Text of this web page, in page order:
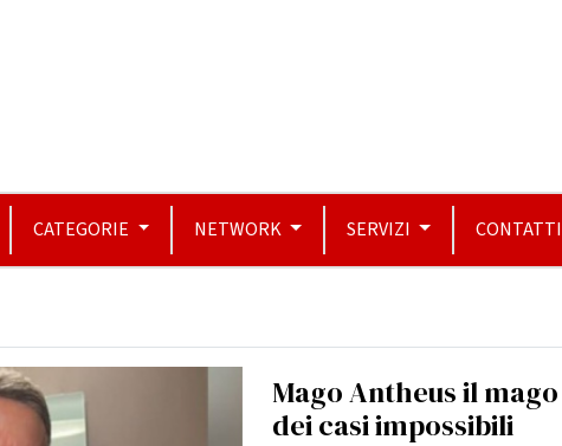
CATEGORIE NETWORK SERVIZI CONTATTI
Mago Antheus il mago
dei casi impossibili